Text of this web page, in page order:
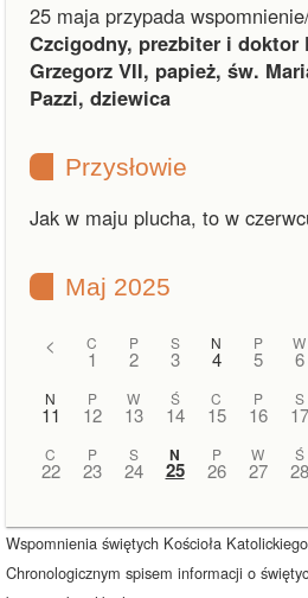
25 maja przypada
Czcigodny, prezbiter i doktor
Grzegorz VII, papież, św.
Pazzi, dziewica
Przysłowie
Jak w maju plucha, to w
Maj 2025
< C
1
P
2
S
3
N
4
P
5
W
6
N
11
P
12
W
13
Ś
14
C
15
P
16
S
17
C
22
P
23
S
24
N
25
P
26
W
27
Ś
28
Wspomnienia świętych Kościoła
Chronologicznym spisem informacji o